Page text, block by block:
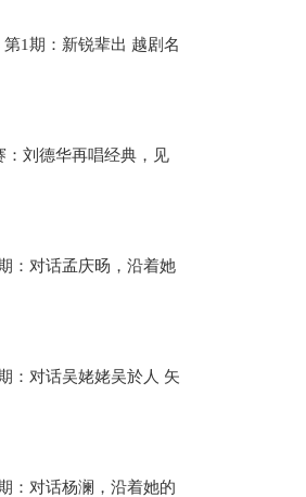
》 天赐的声音3第12期
天赐的声音3第12期
1期：新锐辈出 越剧名
：刘德华再唱经典，见
：对话孟庆旸，沿着她
：对话吴姥姥吴於人 矢
：对话杨澜，沿着她的